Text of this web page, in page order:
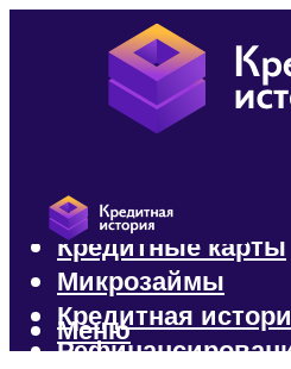
Кредиты
Кредитные карты
Микрозаймы
Кредитная
Меню